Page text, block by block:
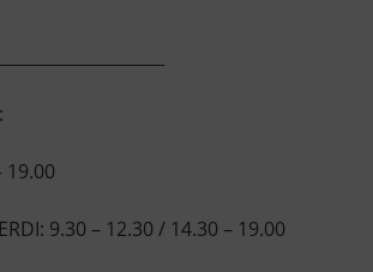
19.00
9.30 – 12.30 / 14.30 – 19.00